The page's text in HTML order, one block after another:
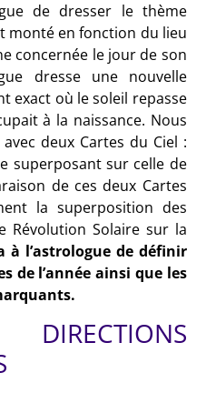
de dresser le thème
monté en fonction du lieu
concernée le jour de son
dresse une nouvelle
exact où le soleil repasse
à la naissance. Nous
deux Cartes du Ciel :
superposant sur celle de
de ces deux Cartes
la superposition des
Révolution Solaire sur la
à l’astrologue de définir
de l’année ainsi que les